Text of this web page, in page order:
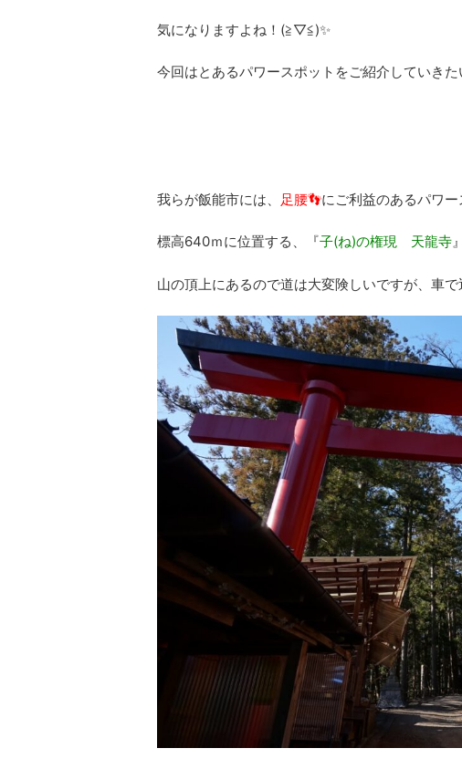
気になりますよね！(≧▽≦)✨
今回はとあるパワースポットをご紹介していきた
我らが飯能市には、 足腰👣にご利益のあるパワー
標高640ｍに位置する、『子(ね)の権現 天龍寺
山の頂上にあるので道は大変険しいですが、車